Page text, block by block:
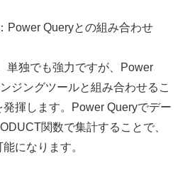
Power Queryとの組み合わせ
単独でも強力ですが、Power
ジングツールと組み合わせるこ
揮します。Power Queryでデー
関数で集計することで、
になります。